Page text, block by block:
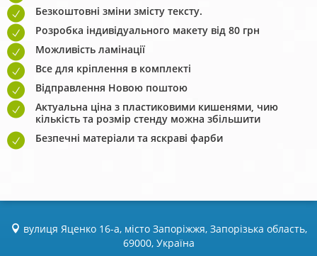
Безкоштовні зміни змісту тексту.
Розробка індивідуального макету від 80 грн
Можливість ламінації
Все для кріплення в комплекті
Відправлення Новою поштою
Актуальна ціна з пластиковими кишенями, чию
кількість та розмір стенду можна збільшити
Безпечні матеріали та яскраві фарби
вулиця Яценко 16-а, місто Запоріжжя, Запорізька область,
69000, Україна